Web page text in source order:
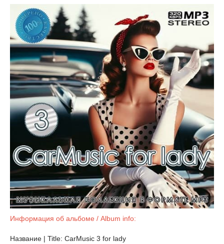
Информация об альбоме / Album info:
Название | Title: CarMusic 3 for lady